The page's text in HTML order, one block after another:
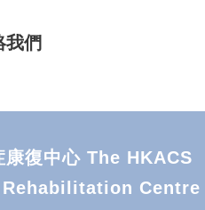
我們
康復中心 The HKACS
Centre